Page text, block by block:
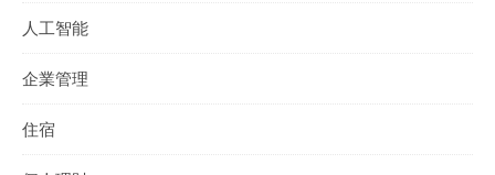
人工智能
企業管理
住宿